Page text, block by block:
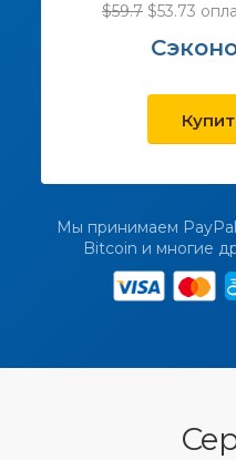
$59.7 $53.73
Мы принимаем
Bitcoin и многие